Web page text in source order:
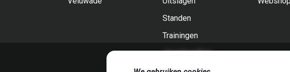
Standen
Trainingen
Jeugdvoetbal